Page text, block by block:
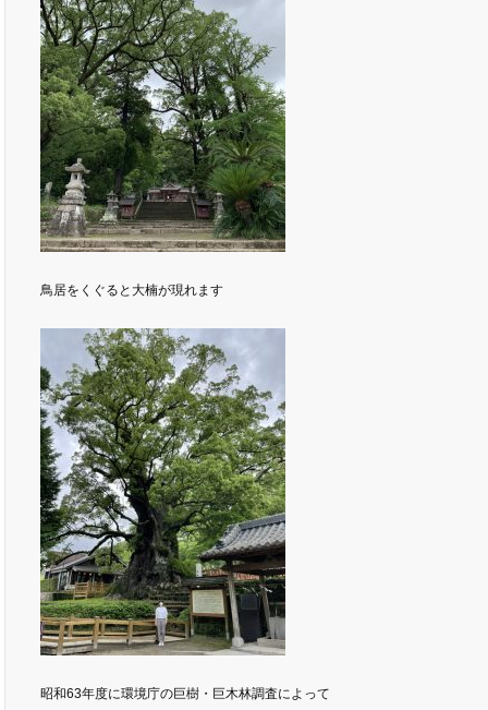
鳥居をくぐると大楠が現れます
昭和63年度に環境庁の巨樹・巨木林調査によって